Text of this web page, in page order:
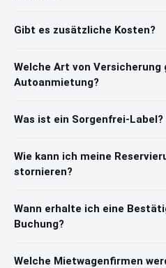
Gibt es zusätzliche Kosten?
Welche Art von
Autoanmietung?
Was ist ein Sorgenfrei-Label?
Wie kann ich meine
stornieren?
Wann erhalte ich eine
Buchung?
Welche Mietwagenfirmen